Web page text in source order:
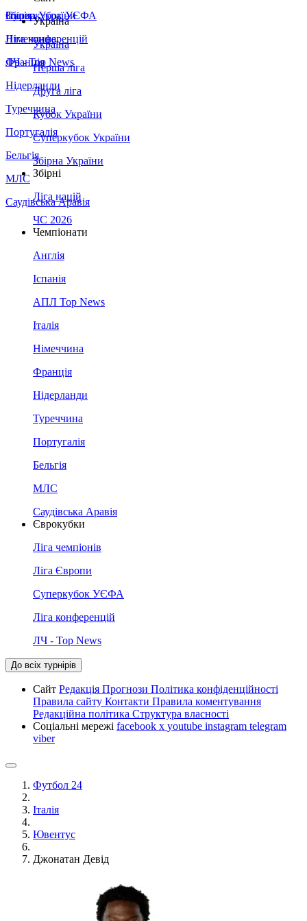
Збірна України
Італія
Німеччина
Франція
Нідерланди
Туреччина
Португалія
Бельгія
МЛС
Саудівська Аравія
Суперкубок УЄФА
Ліга конференцій
ЛЧ - Top News
Україна
Україна
Перша ліга
Друга ліга
Кубок України
Суперкубок України
Збірна України
Збірні
Ліга націй
ЧС 2026
Чемпіонати
Англія
Іспанія
АПЛ Top News
Італія
Німеччина
Франція
Нідерланди
Туреччина
Португалія
Бельгія
МЛС
Саудівська Аравія
Єврокубки
Ліга чемпіонів
Ліга Європи
Суперкубок УЄФА
Ліга конференцій
ЛЧ - Top News
До всіх турнірів
Сайт Редакція Прогнози Політика конфіденційності
Правила сайту Контакти Правила коментування
Редакційна політика Структура власності
Соціальні мережі facebook x youtube instagram telegram
viber
Футбол 24
Італія
Ювентус
Джонатан Девід